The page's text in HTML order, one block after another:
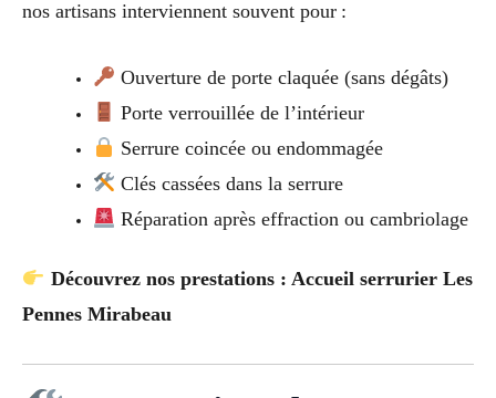
nos artisans interviennent souvent pour :
Ouverture de porte claquée (sans dégâts)
Porte verrouillée de l’intérieur
Serrure coincée ou endommagée
Clés cassées dans la serrure
Réparation après effraction ou cambriolage
Découvrez nos prestations : Accueil serrurier Les
Pennes Mirabeau